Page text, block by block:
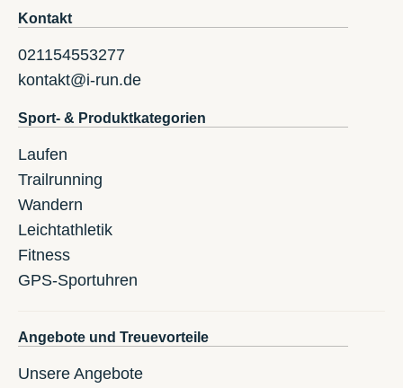
Kontakt
021154553277
kontakt@i-run.de
Sport- & Produktkategorien
Laufen
Trailrunning
Wandern
Leichtathletik
Fitness
GPS-Sportuhren
Angebote und Treuevorteile
Unsere Angebote